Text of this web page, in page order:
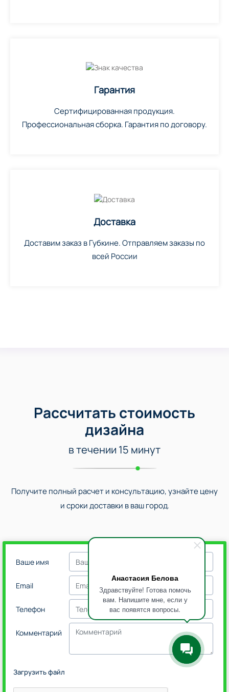
Анастасия Белова
Здравствуйте! Готова помочь
вам. Напишите мне, если у
вас появятся вопросы.
Гарантия
Сертифицированная продукция.
Профессиональная сборка. Гарантия по договору.
Доставка
Доставим заказ в Губкине. Отправляем заказы по
всей России
Рассчитать стоимость
дизайна
в течении 15 минут
Получите полный расчет и консультацию, узнайте цену
и сроки доставки в ваш город.
Ваше имя
Email
Телефон
Комментарий
Загрузить файл